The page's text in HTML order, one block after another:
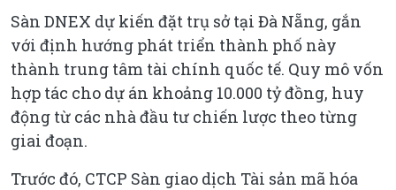
Sàn DNEX dự kiến đặt trụ sở tại Đà Nẵng, gắn
với định hướng phát triển thành phố này
thành trung tâm tài chính quốc tế. Quy mô vốn
hợp tác cho dự án khoảng 10.000 tỷ đồng, huy
động từ các nhà đầu tư chiến lược theo từng
giai đoạn.
Trước đó, CTCP Sàn giao dịch Tài sản mã hóa